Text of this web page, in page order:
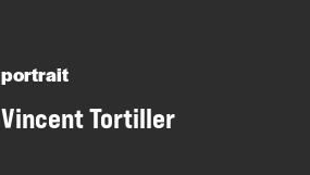
portrait
Vincent Tortiller